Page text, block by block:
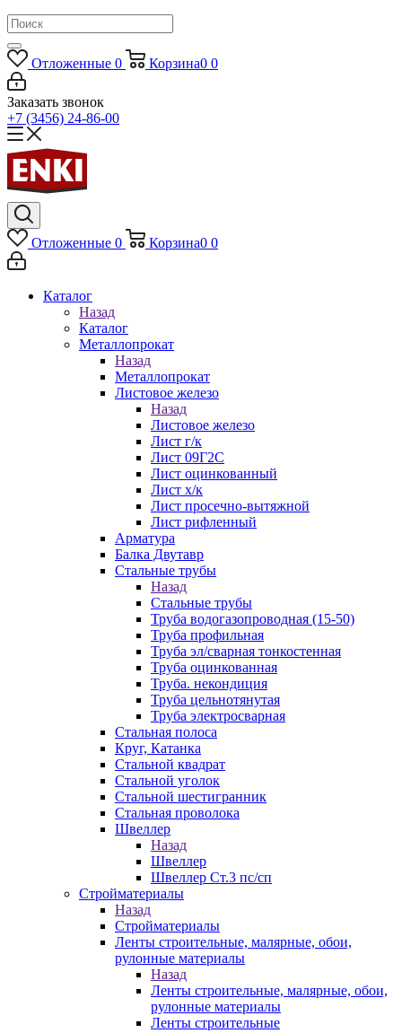
Отложенные 0 Корзина0 0
Заказать звонок
+7 (3456) 24-86-00
Отложенные 0 Корзина0 0
Каталог
Назад
Каталог
Металлопрокат
Назад
Металлопрокат
Листовое железо
Назад
Листовое железо
Лист г/к
Лист 09Г2С
Лист оцинкованный
Лист х/к
Лист просечно-вытяжной
Лист рифленный
Арматура
Балка Двутавр
Стальные трубы
Назад
Стальные трубы
Труба водогазопроводная (15-50)
Труба профильная
Труба эл/сварная тонкостенная
Труба оцинкованная
Труба. некондиция
Труба цельнотянутая
Труба электросварная
Стальная полоса
Круг, Катанка
Стальной квадрат
Стальной уголок
Стальной шестигранник
Стальная проволока
Швеллер
Назад
Швеллер
Швеллер Ст.3 пс/сп
Стройматериалы
Назад
Стройматериалы
Ленты строительные, малярные, обои,
рулонные материалы
Назад
Ленты строительные, малярные, обои,
рулонные материалы
Ленты строительные